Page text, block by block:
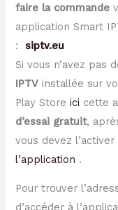
faire la commande
application Smart
:siptv.eu
Si vous n’avez pas
IPTV installée sur
Play Storeici cette
d’essai gratuit,
vous devez
l’application .
Pour trouver
d’accéder à